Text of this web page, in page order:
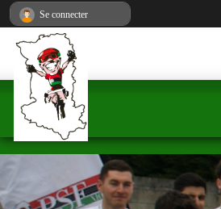
Se connecter
Panneau de gestion des cookies